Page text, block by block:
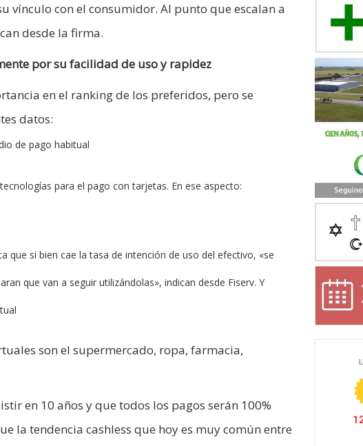
vínculo con el consumidor. Al punto que escalan a
desde la firma.
por su facilidad de uso y rapidez
en el ranking de los preferidos, pero se
datos:
de pago habitual
para el pago con tarjetas. En ese aspecto:
si bien cae la tasa de intención de uso del efectivo, «se
que van a seguir utilizándolas», indican desde Fiserv. Y
son el supermercado, ropa, farmacia,
en 10 años y que todos los pagos serán 100%
la tendencia cashless que hoy es muy común entre